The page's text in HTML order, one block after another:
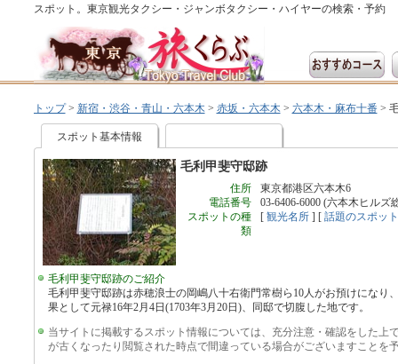
スポット。東京観光タクシー・ジャンボタクシー・ハイヤーの検索・予約
トップ> 新宿・渋谷・青山・六本木> 赤坂・六本木> 六本木・麻布十番 >
スポット基本情報
毛利甲斐守邸跡
住所
東京都港区六本木6
電話番号
03-6406-6000 (六本木ヒル
スポットの種
類
[ 観光名所] [ 話題のスポット
毛利甲斐守邸跡のご紹介
毛利甲斐守邸跡は赤穂浪士の岡嶋八十右衛門常樹ら10人がお預けになり
果として元禄16年2月4日(1703年3月20日)、同邸で切腹した地です。
当サイトに掲載するスポット情報については、充分注意・確認をした上
が古くなったり閲覧された時点で間違っている場合がございますことを